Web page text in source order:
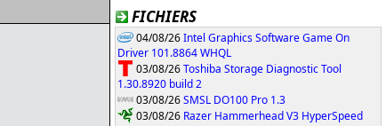
FICHIERS
04/08/26Intel Graphics Software Game On
Driver 101.8864 WHQL
03/08/26Toshiba Storage Diagnostic Tool
1.30.8920 build 2
03/08/26SMSL DO100 Pro 1.3
03/08/26 Razer Hammerhead V3 HyperSpeed